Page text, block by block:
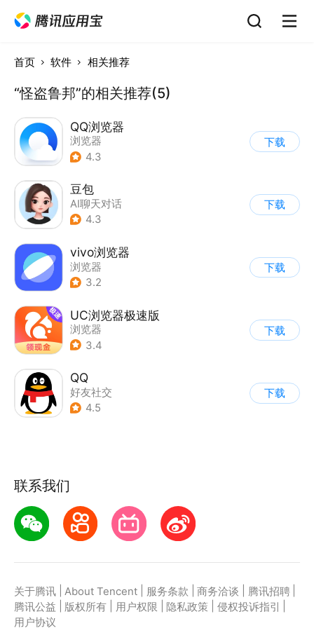
首页 软件 相关推荐
“怪盗鲁邦”的相关推荐(5)
QQ浏览器
浏览器
4.3
下载
豆包
AI聊天对话
4.3
下载
vivo浏览器
浏览器
3.2
下载
UC浏览器极速版
浏览器
3.4
下载
QQ
好友社交
4.5
下载
联系我们
关于腾讯 About Tencent 服务条款 商务洽谈 腾讯招聘
腾讯公益
版权所有 用户权限 隐私政策 侵权投诉指引
用户协议